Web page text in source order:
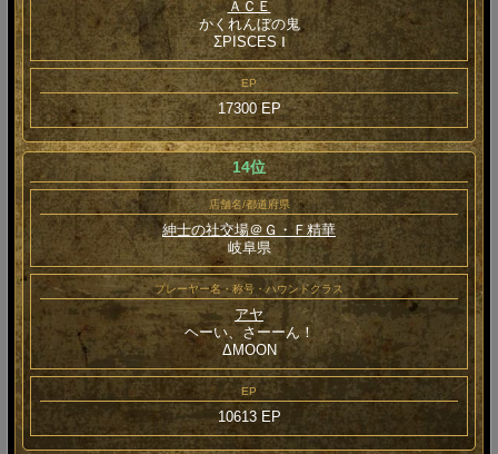
ＡＣＥ
かくれんぼの鬼
ΣPISCES Ⅰ
EP
17300 EP
14位
店舗名/都道府県
紳士の社交場＠Ｇ・Ｆ精華
岐阜県
プレーヤー名・称号・ハウンドクラス
アヤ
ヘーい、さーーん！
ΔMOON
EP
10613 EP